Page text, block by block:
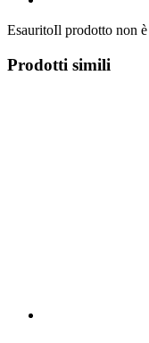
EsauritoIl prodotto non
Prodotti simili